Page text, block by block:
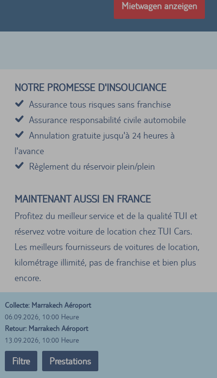
Mietwagen anzeigen
NOTRE PROMESSE D'INSOUCIANCE
Assurance tous risques sans franchise
Assurance responsabilité civile automobile
Annulation gratuite jusqu'à 24 heures à
l'avance
Règlement du réservoir plein/plein
MAINTENANT AUSSI EN FRANCE
Profitez du meilleur service et de la qualité TUI et
réservez votre voiture de location chez TUI Cars.
Les meilleurs fournisseurs de voitures de location,
kilométrage illimité, pas de franchise et bien plus
encore.
Collecte: Marrakech Aéroport
06.09.2026, 10:00 Heure
Retour: Marrakech Aéroport
13.09.2026, 10:00 Heure
Filtre Prestations